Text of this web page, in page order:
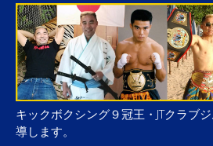
キックボクシング９冠王・JTクラブ
導します。